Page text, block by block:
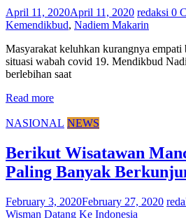
April 11, 2020April 11, 2020 redaksi 0
Kemendikbud, Nadiem Makarin
Masyarakat keluhkan kurangnya empati
situasi wabah covid 19. Mendikbud
berlebihan saat
Read more
NASIONAL NEWS
Berikut Wisatawan
Paling Banyak
February 3, 2020February 27, 2020
Wisman Datang Ke Indonesia